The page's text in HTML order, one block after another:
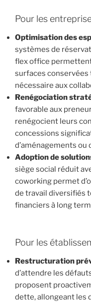
Pour les
Optimisation des
systèmes de
flex office
surfaces
nécessaire aux
Renégociation
favorable aux
renégocient leurs
concessions
d’aménagements
Adoption de
siège social réduit
coworking permet
de travail diversifiés
financiers à long
Pour les
Restructuration
d’attendre les
proposent
dette, allongeant les